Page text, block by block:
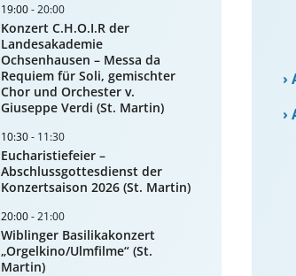
19:00-20:00
Konzert C.H.O.I.R der
Landesakademie
Ochsenhausen – Messa da
Requiem für Soli, gemischter
Chor und Orchester v.
Giuseppe Verdi (St. Martin)
10:30- 11:30
Eucharistiefeier –
Abschlussgottesdienst der
Konzertsaison 2026 (St. Martin)
20:00-21:00
Wiblinger Basilikakonzert
„Orgelkino/Ulmfilme“ (St.
Martin)
›
›